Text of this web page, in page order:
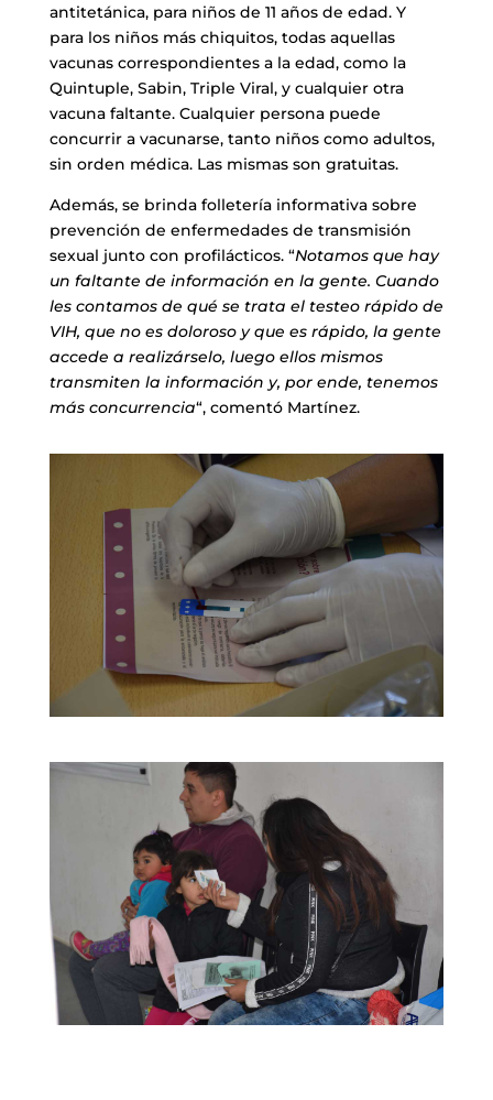
antitetánica, para niños de 11 años de edad. Y
para los niños más chiquitos, todas aquellas
vacunas correspondientes a la edad, como la
Quintuple, Sabin, Triple Viral, y cualquier otra
vacuna faltante. Cualquier persona puede
concurrir a vacunarse, tanto niños como adultos,
sin orden médica. Las mismas son gratuitas.
Además, se brinda folletería informativa sobre
prevención de enfermedades de transmisión
sexual junto con profilácticos. “Notamos que hay
un faltante de información en la gente. Cuando
les contamos de qué se trata el testeo rápido de
VIH, que no es doloroso y que es rápido, la gente
accede a realizárselo, luego ellos mismos
transmiten la información y, por ende, tenemos
más concurrencia“, comentó Martínez.